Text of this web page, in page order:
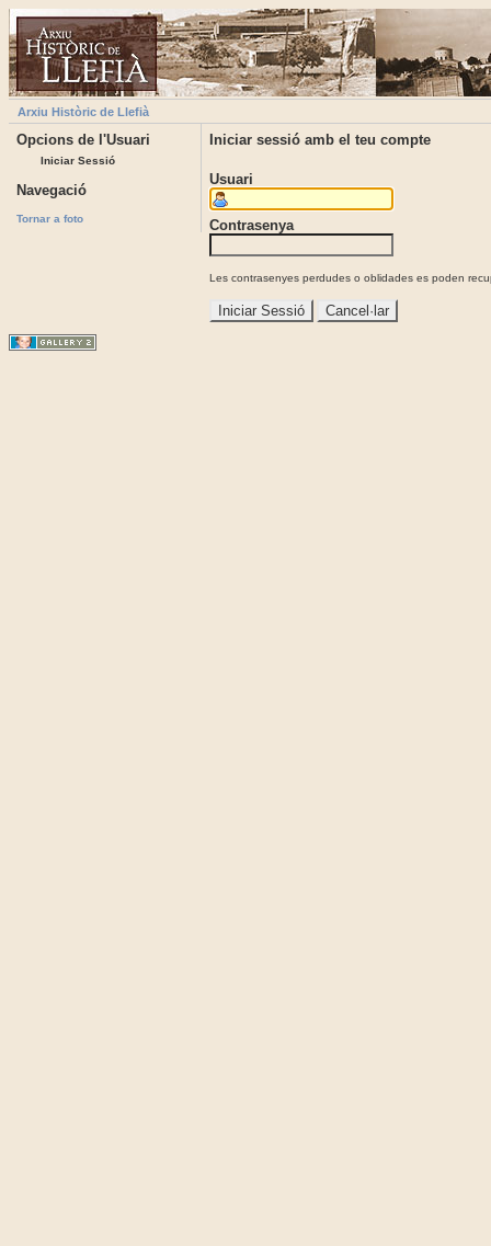
Arxiu Històric de Llefià
Opcions de l'Usuari
Iniciar Sessió
Navegació
Tornar a foto
Iniciar sessió amb el teu compte
Usuari
Contrasenya
Les contrasenyes perdudes o oblidades es poden